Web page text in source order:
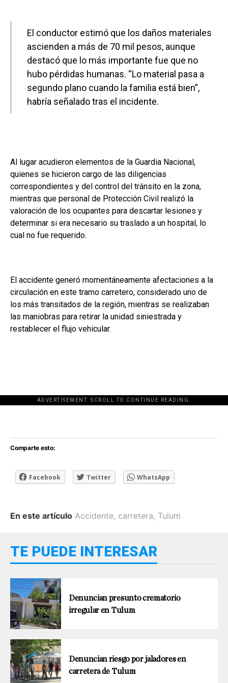
El conductor estimó que los daños materiales
ascienden a más de 70 mil pesos, aunque
destacó que lo más importante fue que no
hubo pérdidas humanas. “Lo material pasa a
segundo plano cuando la familia está bien”,
habría señalado tras el incidente.
Al lugar acudieron elementos de la Guardia Nacional,
quienes se hicieron cargo de las diligencias
correspondientes y del control del tránsito en la zona,
mientras que personal de Protección Civil realizó la
valoración de los ocupantes para descartar lesiones y
determinar si era necesario su traslado a un hospital, lo
cual no fue requerido.
El accidente generó momentáneamente afectaciones a la
circulación en este tramo carretero, considerado uno de
los más transitados de la región, mientras se realizaban
las maniobras para retirar la unidad siniestrada y
restablecer el flujo vehicular.
ADVERTISEMENT. SCROLL TO CONTINUE READING.
[adsforwp id="243463"]
Comparte esto:
Facebook Twitter WhatsApp
En este artículo Accidente, carretera, Tulum
TE PUEDE INTERESAR
Denuncian presunto crematorio
irregular en Tulum
Denuncian riesgo por jaladores en
carretera de Tulum